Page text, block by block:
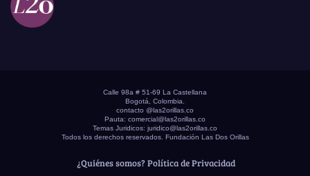
Calle 98a # 51-69 La Castellana
Bogotá, Colombia.
contacto @las2orillas.co
Pauta: comercial@las2orillas.co
Temas Juridicos: juridico@las2orillas.co
Todos los derechos reservados. Fundación Las Dos Orillas
¿Quiénes somos? Política de Privacidad